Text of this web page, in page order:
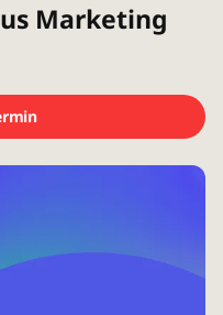
Marketing